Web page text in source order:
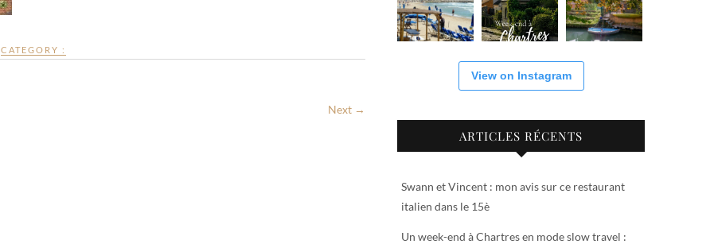
CATEGORY :
Next →
View on Instagram
ARTICLES RÉCENTS
Swann et Vincent : mon avis sur ce restaurant
italien dans le 15è
Un week-end à Chartres en mode slow travel :